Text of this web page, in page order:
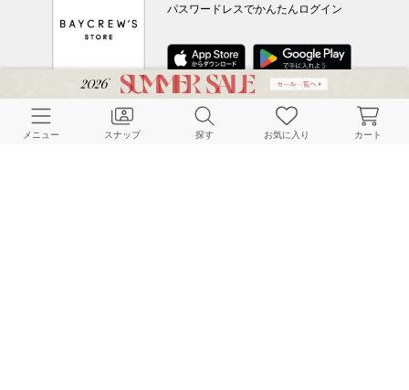
パスワードレスでかんたんログイン
CUSTOMER SERVICE
メニュー スナップ 探す お気に入り カート